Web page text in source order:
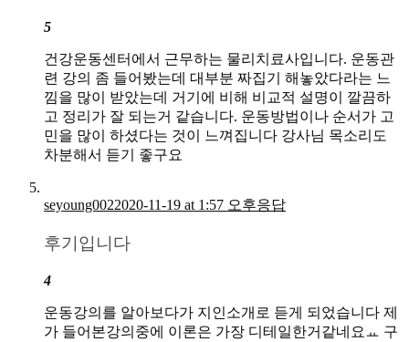
5
건강운동센터에서 근무하는 물리치료사입니다. 운동관
련 강의 좀 들어봤는데 대부분 짜집기 해놓았다라는 느
낌을 많이 받았는데 거기에 비해 비교적 설명이 깔끔하
고 정리가 잘 되는거 같습니다. 운동방법이나 순서가 고
민을 많이 하셨다는 것이 느껴집니다 강사님 목소리도
차분해서 듣기 좋구요
seyoung0022020-11-19 at 1:57 오후응답
후기입니다
4
운동강의를 알아보다가 지인소개로 듣게 되었습니다 제
가 들어본강의중에 이론은 가장 디테일한거같네요ㅛ 구